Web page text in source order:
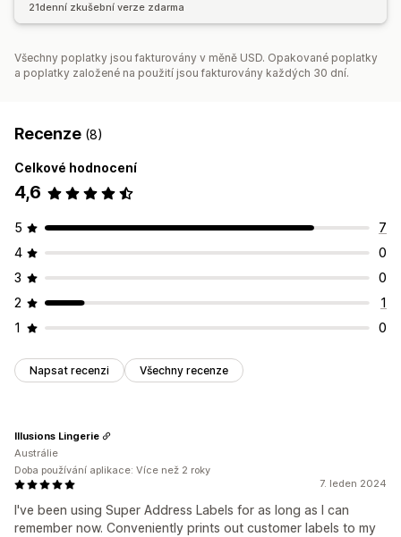
21denní zkušební verze zdarma
Všechny poplatky jsou fakturovány v měně USD. Opakované poplatky
a poplatky založené na použití jsou fakturovány každých 30 dní.
Recenze (8)
Celkové hodnocení
4,6
5
7
4
0
3
0
2
1
1
0
Napsat recenzi Všechny recenze
7. leden 2024
I've been using Super Address Labels for as long as I can
remember now. Conveniently prints out customer labels to my
Illusions Lingerie
Austrálie
Doba používání aplikace: Více než 2 roky